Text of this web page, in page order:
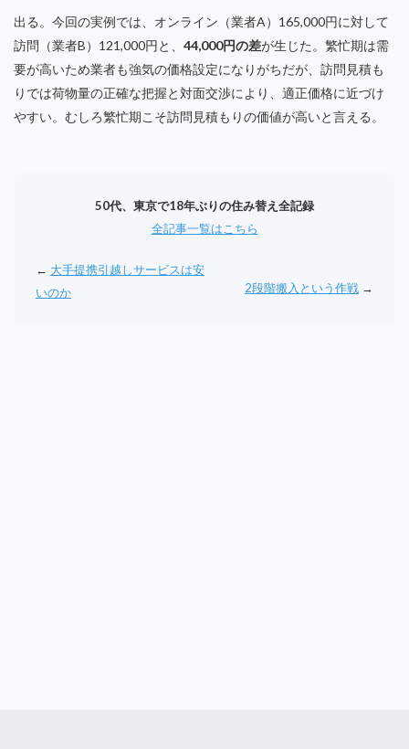
出る。今回の実例では、オンライン（業者A）165,000円に対して
訪問（業者B）121,000円と、 44,000円の差が生じた。繁忙期は需
要が高いため業者も強気の価格設定になりがちだが、訪問見積も
りでは荷物量の正確な把握と対面交渉により、適正価格に近づけ
やすい。むしろ繁忙期こそ訪問見積もりの価値が高いと言える。
50代、東京で18年ぶりの住み替え全記録
全記事一覧はこちら
← 大手提携引越しサービスは安
いのか
2段階搬入という作戦 →